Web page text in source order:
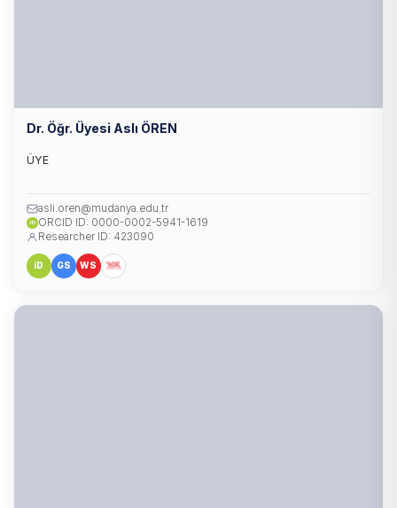
Dr. Öğr. Üyesi Aslı ÖREN
ÜYE
asli.oren@mudanya.edu.tr
iD ORCID ID: 0000-0002-5941-1619
Researcher ID: 423090
iD GS WS